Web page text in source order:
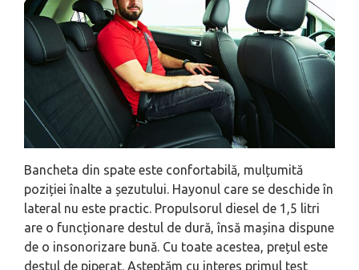
Bancheta din spate este confortabilă, mulțumită
poziției înalte a șezutului. Hayonul care se deschide în
lateral nu este practic. Propulsorul diesel de 1,5 litri
are o funcționare destul de dură, însă mașina dispune
de o insonorizare bună. Cu toate acestea, prețul este
destul de piperat. Așteptăm cu interes primul test